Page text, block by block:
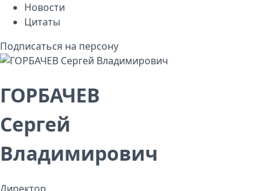
Новости
Цитаты
Подписаться на персону
ГОРБАЧЕВ
Сергей
Владимирович